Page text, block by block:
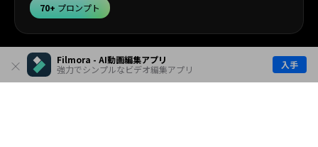
Filmora - AI動画編集アプリ
強力でシンプルなビデオ編集アプリ
入手
70+ プロンプト